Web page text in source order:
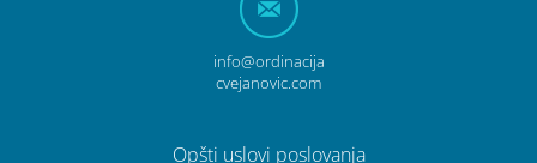
info@ordinacija
cvejanovic.com
Opšti uslovi poslovanja